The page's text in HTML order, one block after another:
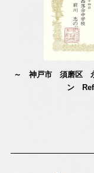
～ 神戸市 須磨区
ン